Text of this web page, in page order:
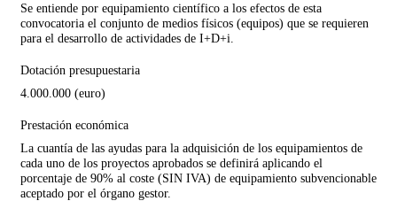
Se entiende por equipamiento científico a los efectos de esta
convocatoria el conjunto de medios físicos (equipos) que se requieren
para el desarrollo de actividades de I+D+i.
Dotación presupuestaria
4.000.000 (euro)
Prestación económica
La cuantía de las ayudas para la adquisición de los equipamientos de
cada uno de los proyectos aprobados se definirá aplicando el
porcentaje de 90% al coste (SIN IVA) de equipamiento subvencionable
aceptado por el órgano gestor.